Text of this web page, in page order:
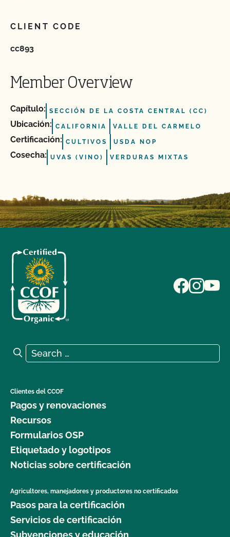
CLIENT CODE
cc893
Member Overview
Capítulo: SECCIÓN DE LA COSTA CENTRAL (CC)
Ubicación: CALIFORNIA VALLE DEL CARMELO
Certificación: CULTIVOS USDA NOP
Cosecha: UVAS (VINO) VERDURAS MIXTAS
Search for:
Search
Clientes del CCOF
Pagos y renovaciones
Recursos
Formularios OSP
Etiquetado y logotipos
Noticias sobre certificación
Agricultores, manejadores y productores no certificados
Pasos para la certificación
Servicios de certificación
Subvenciones y educación